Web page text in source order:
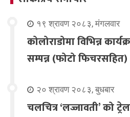
१९ श्रावण २०८३, मंगलवार
कोलोराडोमा विभिन्न
सम्पन्न (फोटो फिचरसहित)
२० श्रावण २०८३, बुधबार
चलचित्र ‘लज्जावती’ को